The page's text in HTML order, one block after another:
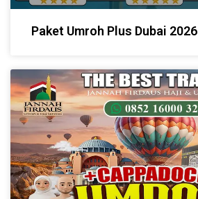
Paket Umroh Plus Dubai 2026